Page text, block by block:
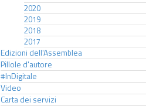
2020
2019
2018
2017
Edizioni dell'Assemblea
Pillole d'autore
#InDigitale
Video
Carta dei servizi